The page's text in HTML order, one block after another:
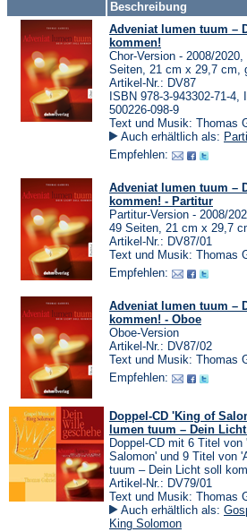
Beschreibung
Adveniat lumen tuum –
kommen!
Chor-Version - 2008/
Seiten, 21 cm x 29,7 cm,
Artikel-Nr.: DV87
ISBN 978-3-943302-71-4,
500226-098-9
Text und Musik: Thomas
Auch erhältlich als:
Empfehlen:
Adveniat lumen tuum –
kommen! - Partitur
Partitur-Version - 2008/
49 Seiten, 21 cm x 29,7
Artikel-Nr.: DV87/01
Text und Musik: Thomas
Empfehlen:
Adveniat lumen tuum –
kommen! - Oboe
Oboe-Version
Artikel-Nr.: DV87/02
Text und Musik: Thomas
Empfehlen:
Doppel-CD 'King of
lumen tuum – Dein
Doppel-CD mit 6 Titel von
Salomon' und 9 Titel von
tuum – Dein Licht soll
Artikel-Nr.: DV79/01
Text und Musik: Thomas
Auch erhältlich als:
King Solomon